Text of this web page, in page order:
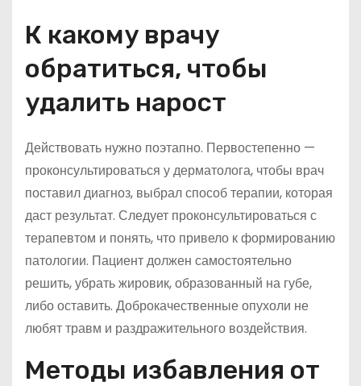
К какому врачу
обратиться, чтобы
удалить нарост
Действовать нужно поэтапно. Первостепенно —
проконсультироваться у дерматолога, чтобы врач
поставил диагноз, выбрал способ терапии, которая
даст результат. Следует проконсультироваться с
терапевтом и понять, что привело к формированию
патологии. Пациент должен самостоятельно
решить, убрать жировик, образованный на губе,
либо оставить. Доброкачественные опухоли не
любят травм и раздражительного воздействия.
Методы избавления от